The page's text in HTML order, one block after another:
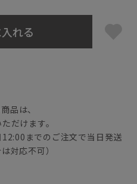
れる
品は、
だけます。
までのご注文で当日発送
対応不可）